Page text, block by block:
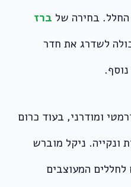
בחירה של ברז
לשדרג את חדר
ומודרני, בעוד כרום
ונקייה. ניקל מוברש
המעוצבים